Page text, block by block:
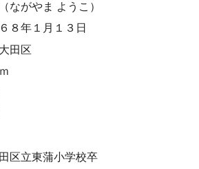
ながやま ようこ）
８年１月１３日
田区
区立東蒲小学校卒